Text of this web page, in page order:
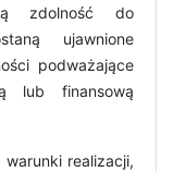
zdolność do
ujawnione
podważające
lub finansową
realizacji,